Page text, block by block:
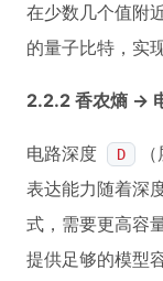
在少数几个值附
的量子比特，实
2.2.2 香农熵 ->
电路深度 D
表达能力随着深
式，需要更高容
提供足够的模型容